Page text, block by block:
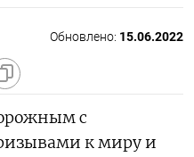
Обновлено: 15.06.2022
с
к миру и